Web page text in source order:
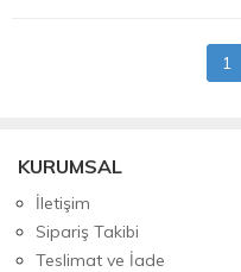
1
KURUMSAL
İletişim
Sipariş Takibi
Teslimat ve İade